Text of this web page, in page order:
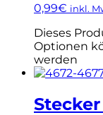
0,99€ inkl.
Dieses
Optionen
werden